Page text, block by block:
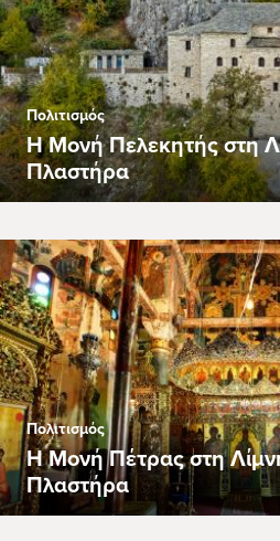
Πολιτισμός
Η Μονή Πελεκητής στη
Πλαστήρα
Πολιτισμός
Η Μονή Πέτρας στη
Πλαστήρα